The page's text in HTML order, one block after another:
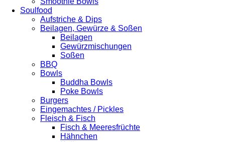
Soulfood
Aufstriche & Dips
Beilagen, Gewürze & Soßen
Beilagen
Gewürzmischungen
Soßen
BBQ
Bowls
Buddha Bowls
Poke Bowls
Burgers
Eingemachtes / Pickles
Fleisch & Fisch
Fisch & Meeresfrüchte
Hähnchen